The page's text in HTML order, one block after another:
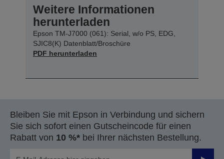
Weitere Informationen
herunterladen
Epson TM-J7000 (061): Serial, w/o PS, EDG,
SJIC8(K) Datenblatt/Broschüre
PDF herunterladen
Bleiben Sie mit Epson in Verbindung und sichern
Sie sich sofort einen Gutscheincode für einen
Rabatt von 10 %* bei Ihrer nächsten Bestellung.